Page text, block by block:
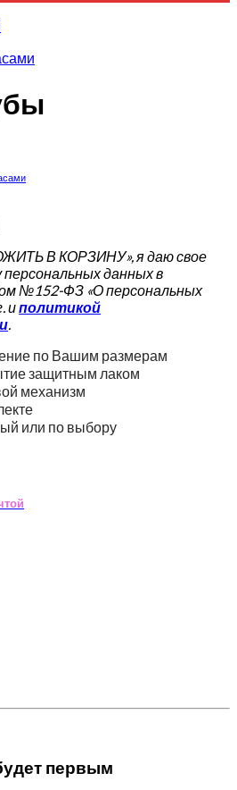
В КОРЗИНУ», я даю свое
данных в
№152-ФЗ «О персональных
иполитикой
.
по Вашим размерам
защитным лаком
механизм
или по выбору
первым